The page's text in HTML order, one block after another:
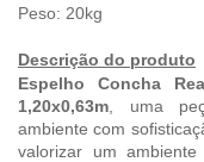
Peso: 20kg
Descrição do produto
Espelho Concha
1,20x0,63m , uma
ambiente com
valorizar um